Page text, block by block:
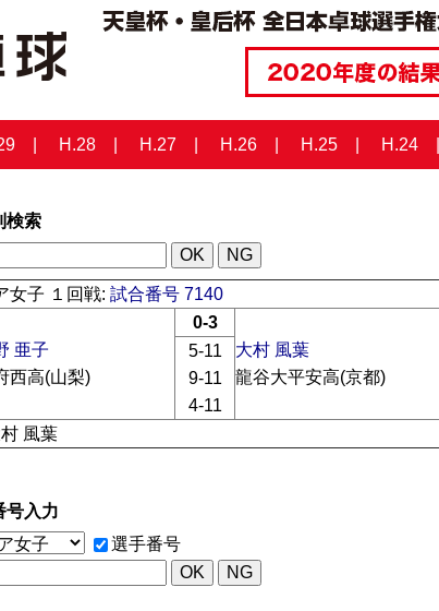
H.28 H.27 H.26 H.25 H.24
検索
女子 １回戦: 試合番号 7140
亜子
西高(山梨)
0-3
大村 風葉
龍谷大平安高(京都)
5-11
9-11
4-11
風葉
号入力
選手番号